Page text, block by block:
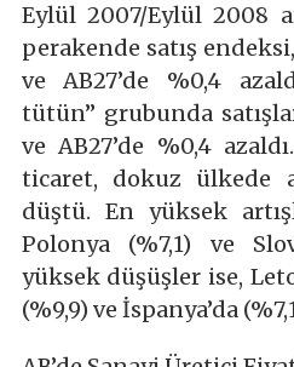
Eylül 2007/Eylül 2008
perakende satış
ve AB27’de %0,4
tütün” grubunda
ve AB27’de %0,4
ticaret, dokuz ülkede
düştü. En yüksek
Polonya (%7,1) ve
yüksek düşüşler ise,
(%9,9) ve İspanya’da